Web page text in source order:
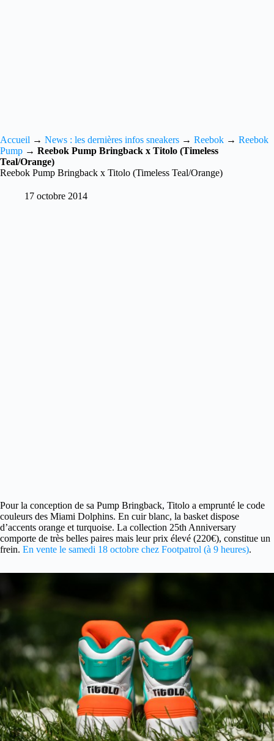
Accueil → News : les dernières infos sneakers → Reebok → Reebok
Pump → Reebok Pump Bringback x Titolo (Timeless
Teal/Orange)
Reebok Pump Bringback x Titolo (Timeless Teal/Orange)
17 octobre 2014
Pour la conception de sa Pump Bringback, Titolo a emprunté le code
couleurs des Miami Dolphins. En cuir blanc, la basket dispose
d’accents orange et turquoise. La collection 25th Anniversary
comporte de très belles paires mais leur prix élevé (220€), constitue un
frein. En vente le samedi 18 octobre chez Footpatrol (à 9 heures).